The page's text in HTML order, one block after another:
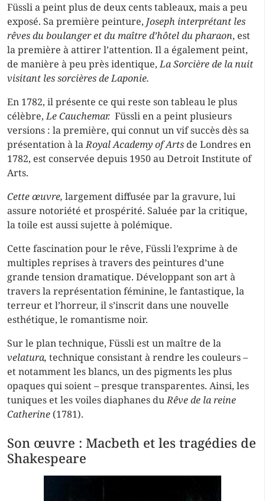
Füssli a peint plus de deux cents tableaux, mais a peu
exposé. Sa première peinture, Joseph interprétant les
rêves du boulanger et du maître d’hôtel du pharaon, est
la première à attirer l’attention. Il a également peint,
de manière à peu près identique,La Sorcière de la nuit
visitant les sorcières de Laponie.
En 1782, il présente ce qui reste son tableau le plus
célèbre,Le Cauchemar. Füssli en a peint plusieurs
versions : la première, qui connut un vif succès dès sa
présentation à laRoyal Academy of Arts de Londres en
1782, est conservée depuis 1950 au Detroit Institute of
Arts.
Cette œuvre, largement diffusée par la gravure, lui
assure notoriété et prospérité. Saluée par la critique,
la toile est aussi sujette à polémique.
Cette fascination pour le rêve, Füssli l’exprime à de
multiples reprises à travers des peintures d’une
grande tension dramatique. Développant son art à
travers la représentation féminine, le fantastique, la
terreur et l’horreur, il s’inscrit dans une nouvelle
esthétique, le romantisme noir.
Sur le plan technique, Füssli est un maître de la
velatura, technique consistant à rendre les couleurs –
et notamment les blancs, un des pigments les plus
opaques qui soient – presque transparentes. Ainsi, les
tuniques et les voiles diaphanes duRêve de la reine
Catherine (1781).
Son œuvre : Macbeth et les tragédies de
Shakespeare